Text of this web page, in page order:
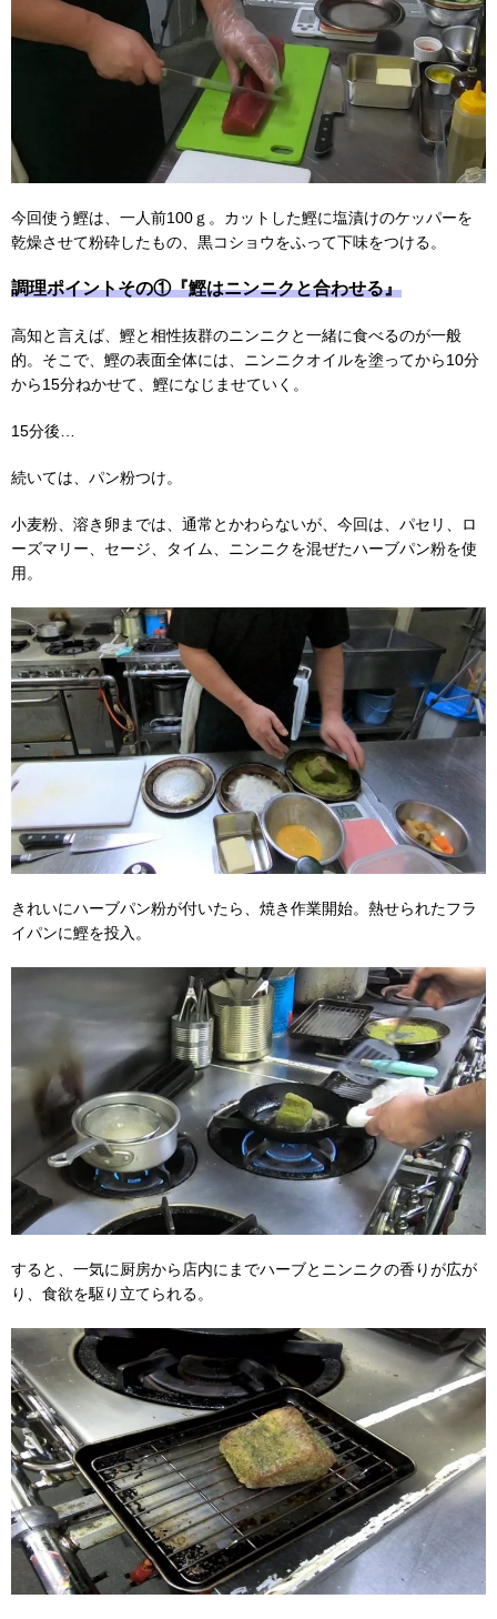
今回使う鰹は、一人前100ｇ。カットした鰹に塩漬けのケッパーを
乾燥させて粉砕したもの、黒コショウをふって下味をつける。
調理ポイントその①『鰹はニンニクと合わせる』
高知と言えば、鰹と相性抜群のニンニクと一緒に食べるのが一般
的。そこで、鰹の表面全体には、ニンニクオイルを塗ってから10分
から15分ねかせて、鰹になじませていく。
15分後…
続いては、パン粉つけ。
小麦粉、溶き卵までは、通常とかわらないが、今回は、パセリ、ロ
ーズマリー、セージ、タイム、ニンニクを混ぜたハーブパン粉を使
用。
きれいにハーブパン粉が付いたら、焼き作業開始。熱せられたフラ
イパンに鰹を投入。
すると、一気に厨房から店内にまでハーブとニンニクの香りが広が
り、食欲を駆り立てられる。